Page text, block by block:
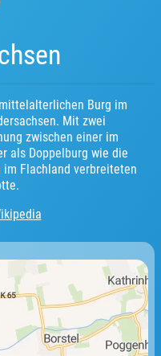
Burg im
Mit zwei
zwischen einer im
als Doppelburg wie die
Flachland verbreiteten